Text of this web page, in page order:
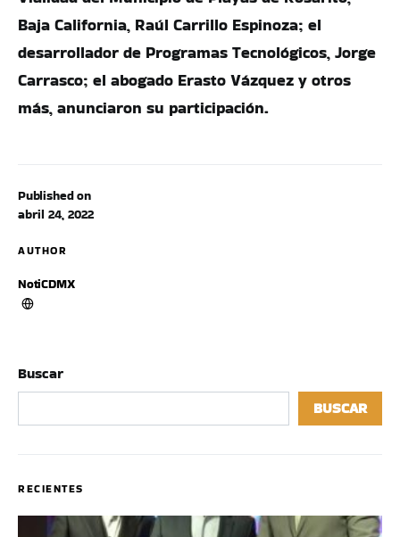
Published on
abril 24, 2022
AUTHOR
NotiCDMX
Baja California, Raúl Carrillo Espinoza; el
desarrollador de Programas Tecnológicos, Jorge
Carrasco; el abogado Erasto Vázquez y otros
más, anunciaron su participación.
Buscar
BUSCAR
RECIENTES